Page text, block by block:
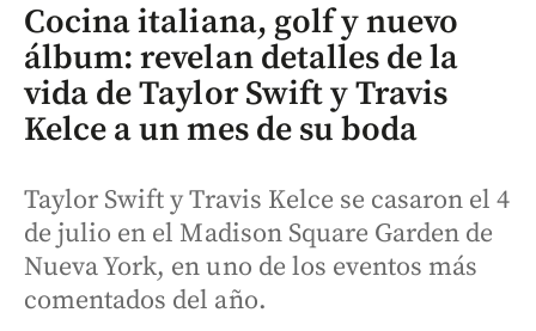
Cocina italiana, golf y nuevo
álbum: revelan detalles de la
vida de Taylor Swift y Travis
Kelce a un mes de su boda
Taylor Swift y Travis Kelce se casaron el 4
de julio en el Madison Square Garden de
Nueva York, en uno de los eventos más
comentados del año.